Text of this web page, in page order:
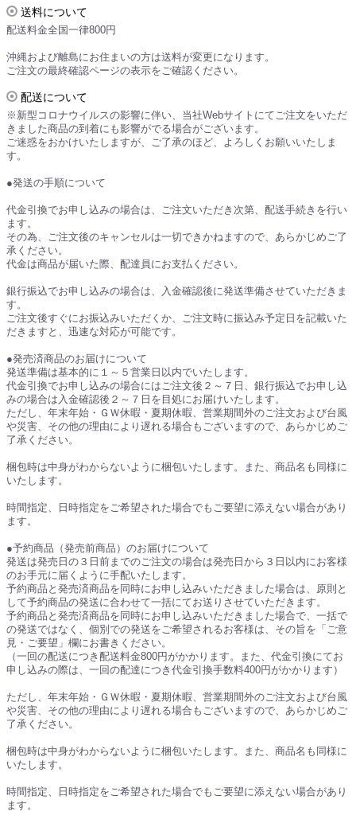
送料について
配送料金全国一律800円
沖縄および離島にお住まいの方は送料が変更になります。
ご注文の最終確認ページの表示をご確認ください。
配送について
※新型コロナウイルスの影響に伴い、当社Webサイトにてご注文をいただ
きました商品の到着にも影響がでる場合がございます。
ご迷惑をおかけいたしますが、ご了承のほど、よろしくお願いいたしま
す。
●発送の手順について
代金引換でお申し込みの場合は、ご注文いただき次第、配送手続きを行い
ます。
その為、ご注文後のキャンセルは一切できかねますので、あらかじめご了
承ください。
代金は商品が届いた際、配達員にお支払ください。
銀行振込でお申し込みの場合は、入金確認後に発送準備させていただきま
す。
ご注文後すぐにお振込みいただくか、ご注文時に振込み予定日を記載いた
だきますと、迅速な対応が可能です。
●発売済商品のお届けについて
発送準備は基本的に１～５営業日以内でいたします。
代金引換でお申し込みの場合にはご注文後２～７日、銀行振込でお申し込
みの場合は入金確認後２～７日を目処にお届けいたします。
ただし、年末年始・ＧＷ休暇・夏期休暇、営業期間外のご注文および台風
や災害、その他の理由により遅れる場合もございますので、あらかじめご
了承ください。
梱包時は中身がわからないように梱包いたします。また、商品名も同様に
いたします。
時間指定、日時指定をご希望された場合でもご要望に添えない場合があり
ます。
●予約商品（発売前商品）のお届けについて
発送は発売日の３日前までのご注文の場合は発売日から３日以内にお客様
のお手元に届くように手配いたします。
予約商品と発売済商品を同時にお申し込みいただきました場合は、原則と
して予約商品の発送に合わせて一括にてお送りさせていただきます。
予約商品と発売済商品を同時にお申し込みいただきました場合で、一括で
の発送ではなく、個別での発送をご希望されるお客様は、その旨を「ご意
見・ご要望」欄にお書きください。
（一回の配送につき配送料金800円がかかります。また、代金引換にてお
申し込みの際は、一回の配達につき代金引換手数料400円がかかります）
ただし、年末年始・ＧＷ休暇・夏期休暇、営業期間外のご注文および台風
や災害、その他の理由により遅れる場合もございますので、あらかじめご
了承ください。
梱包時は中身がわからないように梱包いたします。また、商品名も同様に
いたします。
時間指定、日時指定をご希望された場合でもご要望に添えない場合があり
ます。